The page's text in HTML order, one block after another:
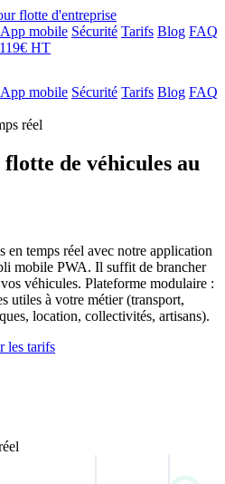
App mobile Sécurité Tarifs Blog FAQ
HT
App mobile Sécurité Tarifs Blog FAQ
réel
de véhicules au
en temps réel avec notre application
mobile PWA. Il suffit de brancher
véhicules. Plateforme modulaire :
utiles à votre métier (transport,
location, collectivités, artisans).
les tarifs